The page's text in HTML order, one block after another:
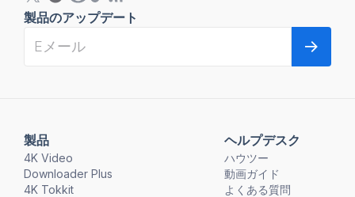
製品
4K Video
Downloader Plus
4K Tokkit
ヘルプデスク
ハウツー
動画ガイド
よくある質問
製品のアップデート